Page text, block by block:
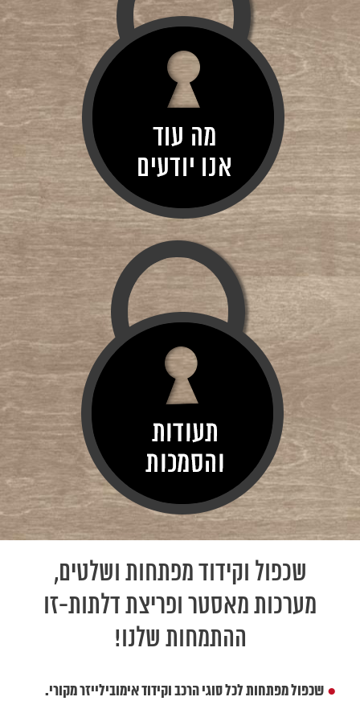
שכפול וקידוד מפתחות ושלטים,
מערכות מאסטר ופריצת דלתות-זו
ההתמחות שלנו!
● שכפול מפתחות לכל סוגי הרכב וקידוד אימובילייזר מקורי.